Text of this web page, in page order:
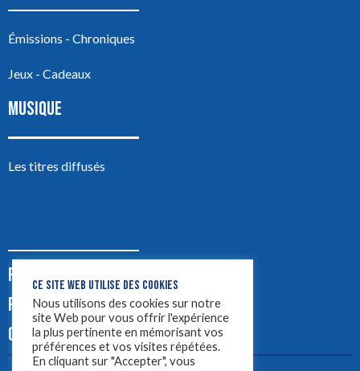
Émissions - Chroniques
Jeux - Cadeaux
MUSIQUE
Les titres diffusés
PODCASTS
PUB
CONTACT
CE SITE WEB UTILISE DES COOKIES
Nous utilisons des cookies sur notre
site Web pour vous offrir l'expérience
la plus pertinente en mémorisant vos
préférences et vos visites répétées.
En cliquant sur "Accepter", vous